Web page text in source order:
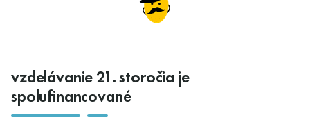
vzdelávanie 21. storočia je
spolufinancované